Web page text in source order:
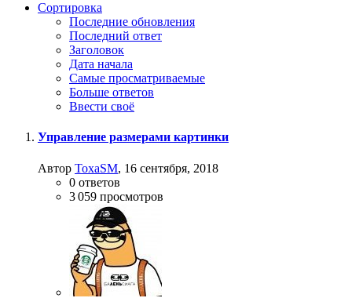
Сортировка
Последние обновления
Последний ответ
Заголовок
Дата начала
Самые просматриваемые
Больше ответов
Ввести своё
Управление размерами картинки
Автор ToxaSM, 16 сентября, 2018
0 ответов
3 059 просмотров